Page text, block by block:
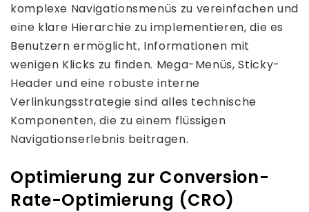
komplexe Navigationsmenüs zu vereinfachen und
eine klare Hierarchie zu implementieren, die es
Benutzern ermöglicht, Informationen mit
wenigen Klicks zu finden. Mega-Menüs, Sticky-
Header und eine robuste interne
Verlinkungsstrategie sind alles technische
Komponenten, die zu einem flüssigen
Navigationserlebnis beitragen.
Optimierung zur Conversion-
Rate-Optimierung (CRO)